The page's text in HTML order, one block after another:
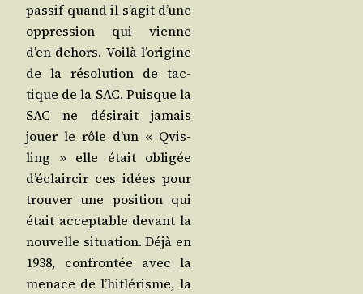
pas­sif quand il s’a­git d’une
oppres­sion qui vienne
d’en dehors. Voi­là l’o­ri­gine
de la réso­lu­tion de tac­
tique de la SAC. Puisque la
SAC ne dési­rait jamais
jouer le rôle d’un « Qvis­
ling » elle était obli­gée
d’é­clair­cir ces idées pour
trou­ver une posi­tion qui
était accep­table devant la
nou­velle situa­tion. Déjà en
1938, confron­tée avec la
menace de l’hit­lé­risme, la